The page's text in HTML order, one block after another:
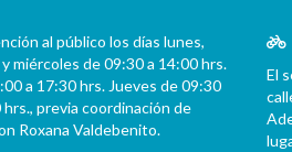
al público los días lunes,
miércoles de 09:30 a 14:00 hrs.
a 17:30 hrs. Jueves de 09:30
hrs., previa coordinación de
Roxana Valdebenito.
El